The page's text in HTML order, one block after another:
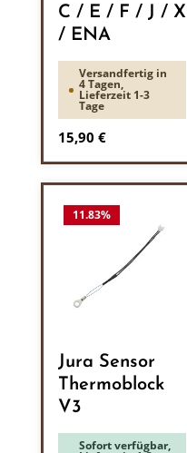
C / E / F / J / X
/ ENA
Versandfertig in
4 Tagen,
Lieferzeit 1-3
Tage
Regulärer Preis:
15,90 €
11.83%
Jura Sensor
Thermoblock
V3
Sofort verfügbar,